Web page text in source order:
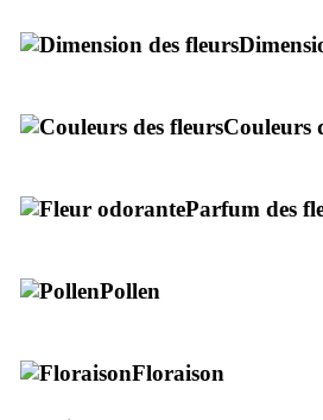
Couleurs
Parfum des
Pollen
Floraison